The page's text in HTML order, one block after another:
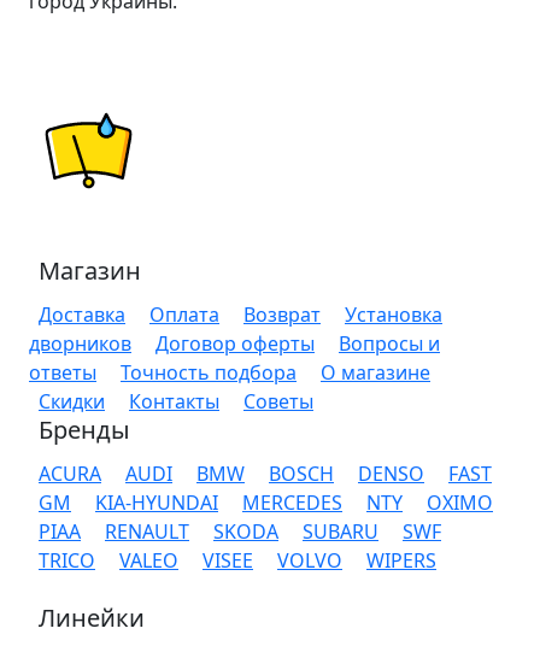
Магазин
Доставка Оплата Возврат
Установка
дворников
Договор оферты
Вопросы и
ответы
Точность подбора
О магазине
Скидки
Контакты Советы
Бренды
ACURA AUDI BMW BOSCH DENSO
FAST
GM
KIA-HYUNDAI MERCEDES NTY
OXIMO
PIAA
RENAULT SKODA SUBARU
SWF
TRICO
VALEO VISEE VOLVO WIPERS
Линейки